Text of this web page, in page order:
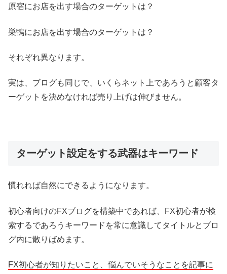
原宿にお店を出す場合のターゲットは？
巣鴨にお店を出す場合のターゲットは？
それぞれ異なります。
実は、ブログも同じで、いくらネット上であろうと顧客タ
ーゲットを決めなければ売り上げは伸びません。
ターゲット設定をする武器はキーワード
慣れれば自然にできるようになります。
初心者向けのFXブログを構築中であれば、FX初心者が検
索するであろうキーワードを常に意識してタイトルとブロ
グ内に散りばめます。
FX初心者が知りたいこと、悩んでいそうなことを記事に